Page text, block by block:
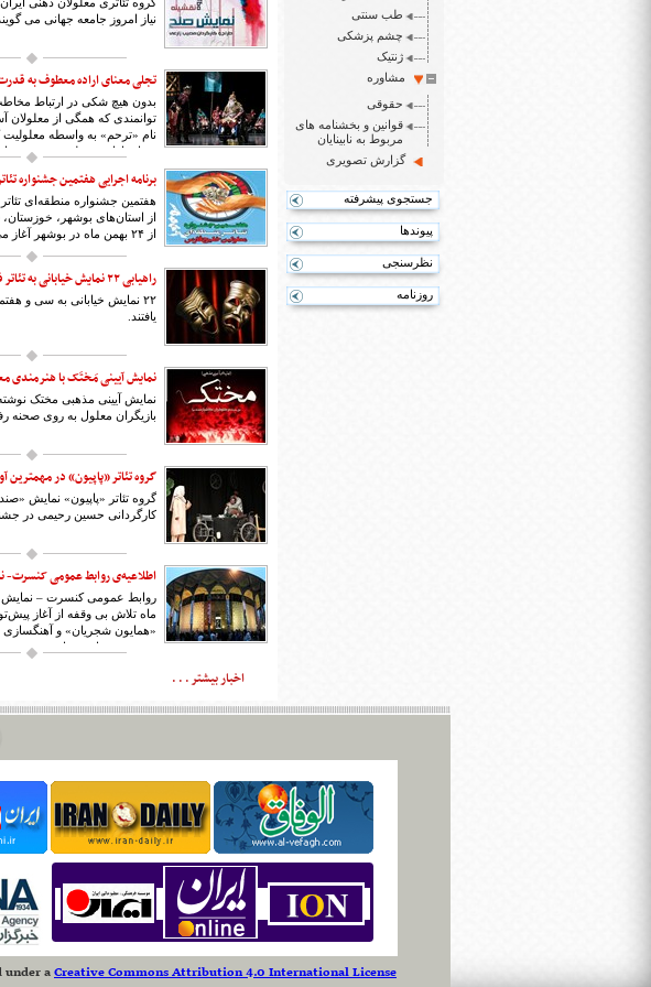
طب سنتی
چشم پزشکی
ژنتیک
مشاوره
حقوقی
قوانین و بخشنامه های
مربوط به نابینایان
گزارش تصویری
جستجوی پیشرفته
پیوندها
نظرسنجی
روزنامه
نیاز امروز جامعه جهانی می
تجلی معنای اراده معطوف به
بدون هیچ شکی در ارتباط
توانمندی که همگی از معلولان
نام «ترحم» به واسطه
معنای اراده معطوف به قدرت
برنامه اجرایی هفتمین جشنواره
از استان‌های بوشهر، خوزستان،
از ۲۴ بهمن ماه در بوشهر آغاز می‌شود.
راهیابی ۲۲ نمایش خیابانی به تئاتر فجر
۲۲ نمایش خیابانی به سی و
یافتند.
نمایش آیینی مَختَک با هنرمندی
نمایش آیینی مذهبی مختک
بازیگران معلول به روی صحنه
گروه تئاتر «پاپیون» در مهمترین
گروه تئاتر «پاپیون» نمایش
کارگردانی حسین رحیمی در
اطلاعیه‌ی روابط عمومی
روابط عمومی کنسرت –
ماه تلاش بی وقفه از آغاز
«همایون شجریان» و
معجونی»، با متنی از «محمد
اکنون این پروژه به مرحله‌ی
اخبار بیشتر . . .
under aCreative Commons Attribution 4.0 International License